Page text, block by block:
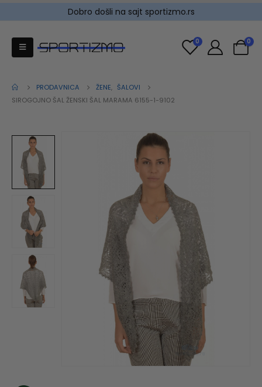
Dobro došli na sajt sportizmo.rs
0 0
PRODAVNICA ŽENE, ŠALOVI
SIROGOJNO ŠAL ŽENSKI ŠAL MARAMA 6155-1-9102